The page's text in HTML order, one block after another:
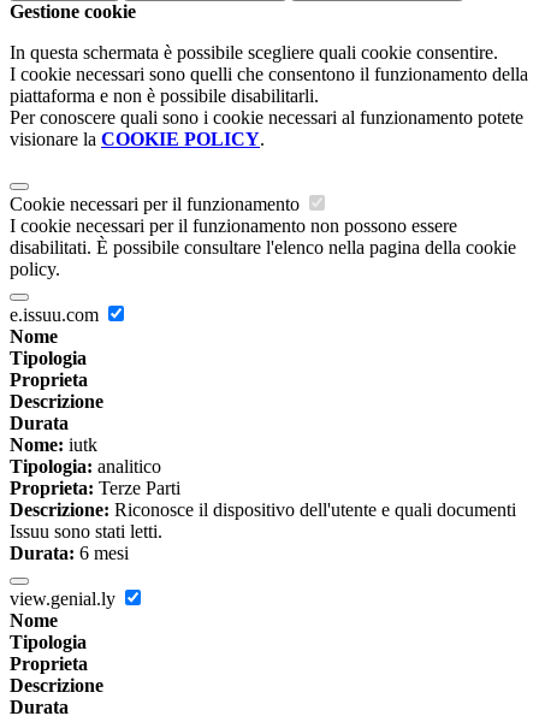
Gestione cookie
In questa schermata è possibile scegliere quali cookie consentire.
I cookie necessari sono quelli che consentono il funzionamento della
piattaforma e non è possibile disabilitarli.
Per conoscere quali sono i cookie necessari al funzionamento potete
visionare la COOKIE POLICY.
Cookie necessari per il funzionamento
I cookie necessari per il funzionamento non possono essere
disabilitati. È possibile consultare l'elenco nella pagina della cookie
policy.
e.issuu.com
Nome
Tipologia
Proprieta
Descrizione
Durata
Nome: iutk
Tipologia: analitico
Proprieta: Terze Parti
Descrizione: Riconosce il dispositivo dell'utente e quali documenti
Issuu sono stati letti.
Durata: 6 mesi
view.genial.ly
Nome
Tipologia
Proprieta
Descrizione
Durata